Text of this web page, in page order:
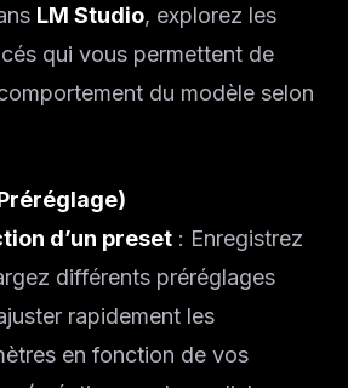
LM Studio, explorez les
qui vous permettent de
du modèle selon
d’un preset : Enregistrez
différents préréglages
rapidement les
en fonction de vos